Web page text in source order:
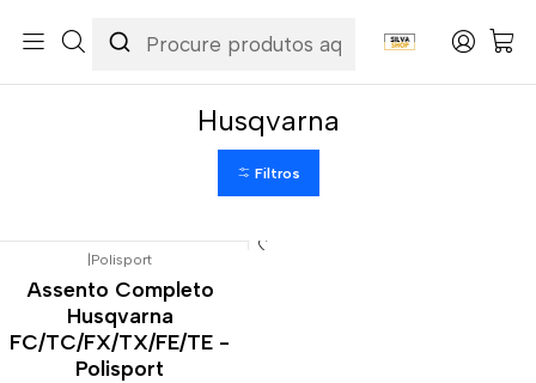
Carenagens & Plásticos
Assentos Completos Husqvarna
Husqvarna
Filtros
|Polisport
Assento Completo
Husqvarna
FC/TC/FX/TX/FE/TE -
Polisport